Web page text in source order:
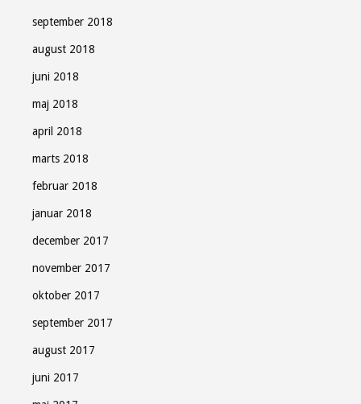
september 2018
august 2018
juni 2018
maj 2018
april 2018
marts 2018
februar 2018
januar 2018
december 2017
november 2017
oktober 2017
september 2017
august 2017
juni 2017